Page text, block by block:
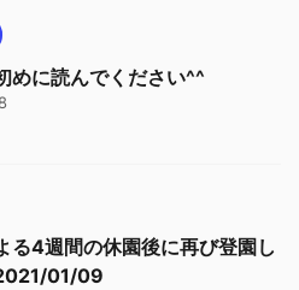
めに読んでください^^
る4週間の休園後に再び登園し
01/09